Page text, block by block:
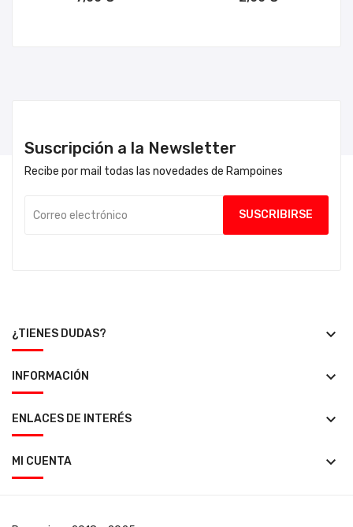
Suscripción a la Newsletter
Recibe por mail todas las novedades de Rampoines
¿TIENES DUDAS? keyboard_arrow_down
INFORMACIÓN keyboard_arrow_down
ENLACES DE INTERÉS keyboard_arrow_down
MI CUENTA keyboard_arrow_down